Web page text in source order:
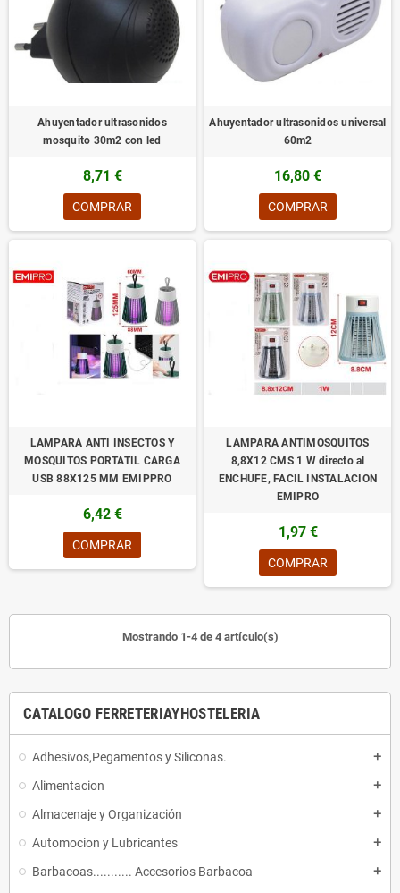
CATALOGO FERRETERIAYHOSTELERIA
Adhesivos,Pegamentos y Siliconas. add
Alimentacion add
Almacenaje y Organización add
Automocion y Lubricantes add
Barbacoas........... Accesorios Barbacoa add
Ahuyentador ultrasonidos
mosquito 30m2 con led
8,71 €
COMPRAR
Ahuyentador ultrasonidos universal
60m2
16,80 €
COMPRAR
LAMPARA ANTI INSECTOS Y
MOSQUITOS PORTATIL CARGA
USB 88X125 MM EMIPPRO
6,42 €
COMPRAR
LAMPARA ANTIMOSQUITOS
8,8X12 CMS 1 W directo al
ENCHUFE, FACIL INSTALACION
EMIPRO
1,97 €
COMPRAR
Mostrando 1-4 de 4 artículo(s)